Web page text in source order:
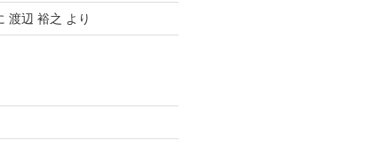
渡辺 裕之 より